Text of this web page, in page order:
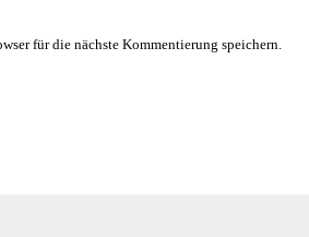
für die nächste Kommentierung speichern.